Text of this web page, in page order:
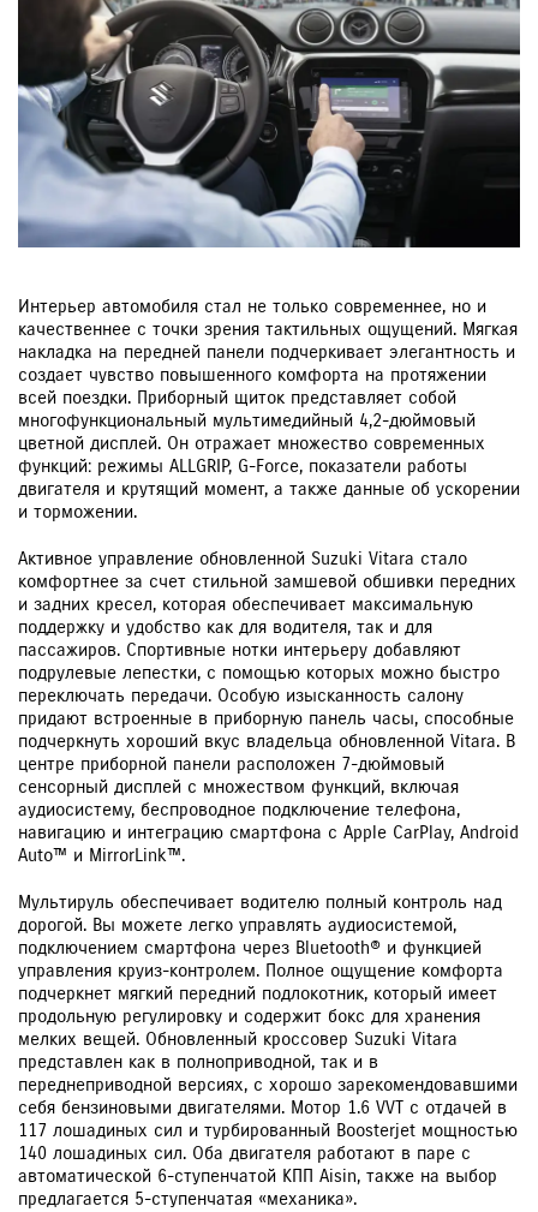
Интерьер автомобиля стал не только современнее, но и
качественнее с точки зрения тактильных ощущений. Мягкая
накладка на передней панели подчеркивает элегантность и
создает чувство повышенного комфорта на протяжении
всей поездки. Приборный щиток представляет собой
многофункциональный мультимедийный 4,2-дюймовый
цветной дисплей. Он отражает множество современных
функций: режимы ALLGRIP, G-Force, показатели работы
двигателя и крутящий момент, а также данные об ускорении
и торможении.
Активное управление обновленной Suzuki Vitara стало
комфортнее за счет стильной замшевой обшивки передних
и задних кресел, которая обеспечивает максимальную
поддержку и удобство как для водителя, так и для
пассажиров. Спортивные нотки интерьеру добавляют
подрулевые лепестки, с помощью которых можно быстро
переключать передачи. Особую изысканность салону
придают встроенные в приборную панель часы, способные
подчеркнуть хороший вкус владельца обновленной Vitara. В
центре приборной панели расположен 7-дюймовый
сенсорный дисплей с множеством функций, включая
аудиосистему, беспроводное подключение телефона,
навигацию и интеграцию смартфона с Apple CarPlay, Android
Auto™ и MirrorLink™.
Мультируль обеспечивает водителю полный контроль над
дорогой. Вы можете легко управлять аудиосистемой,
подключением смартфона через Bluetooth® и функцией
управления круиз-контролем. Полное ощущение комфорта
подчеркнет мягкий передний подлокотник, который имеет
продольную регулировку и содержит бокс для хранения
мелких вещей. Обновленный кроссовер Suzuki Vitara
представлен как в полноприводной, так и в
переднеприводной версиях, с хорошо зарекомендовавшими
себя бензиновыми двигателями. Мотор 1.6 VVT с отдачей в
117 лошадиных сил и турбированный Boosterjet мощностью
140 лошадиных сил. Оба двигателя работают в паре с
автоматической 6-ступенчатой КПП Aisin, также на выбор
предлагается 5-ступенчатая «механика».